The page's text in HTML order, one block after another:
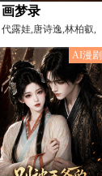
画梦录
代露娃,唐诗逸,林柏叡,
郑希怡,吕星辰
AI漫剧